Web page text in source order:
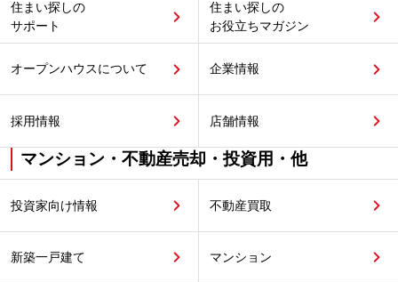
住まい探しの
サポート
住まい探しの
お役立ちマガジン
オープンハウスについて 企業情報
採用情報 店舗情報
マンション・不動産売却・投資用・他
投資家向け情報 不動産買取
新築一戸建て マンション